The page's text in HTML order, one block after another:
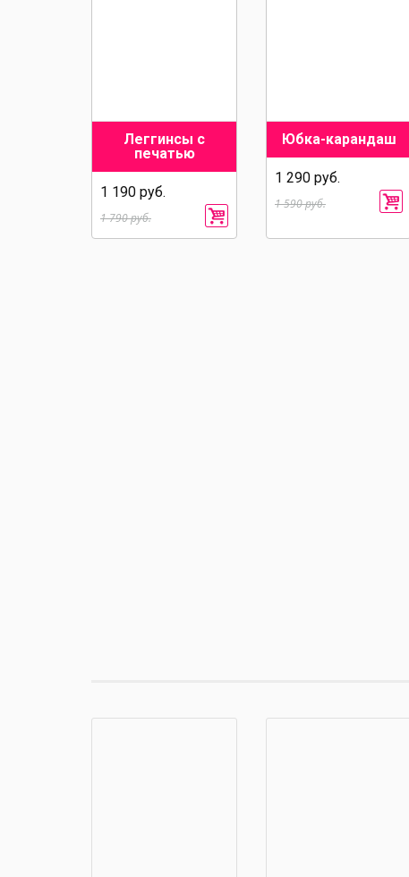
Леггинсы с
печатью
1 190 руб.
1 790 руб.
Юбка-карандаш
1 290 руб.
1 590 руб.